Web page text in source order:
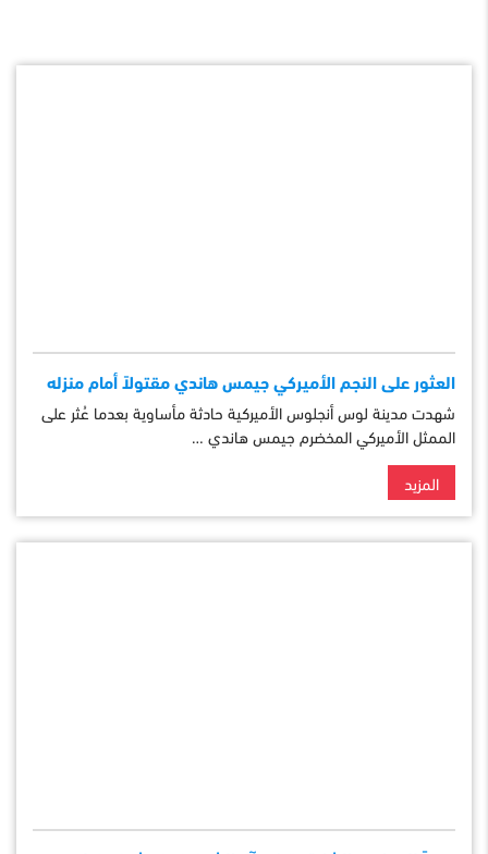
العثور على النجم الأميركي جيمس هاندي مقتولاً أمام منزله
شهدت مدينة لوس أنجلوس الأميركية حادثة مأساوية بعدما عُثر على
الممثل الأميركي المخضرم جيمس هاندي …
المزيد